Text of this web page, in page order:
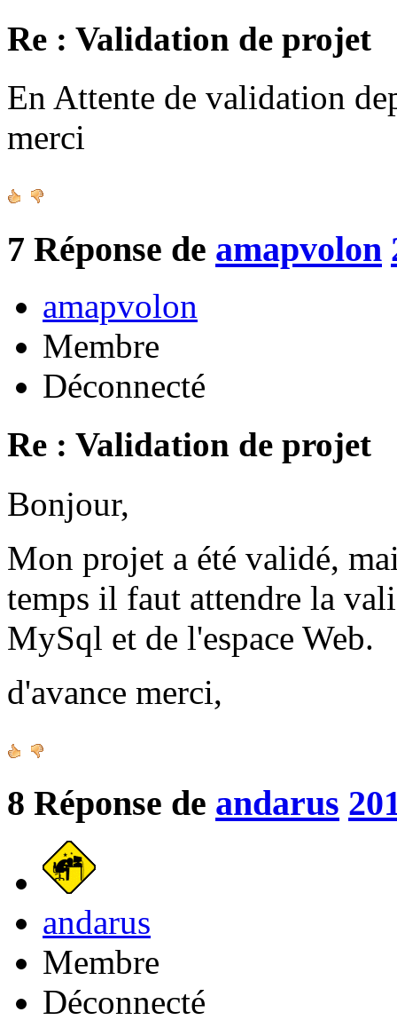
Re : Validation de projet
En Attente de validation
merci
7 Réponse de amapvolon
amapvolon
Membre
Déconnecté
Re : Validation de projet
Bonjour,
Mon projet a été validé,
temps il faut attendre la
MySql et de l'espace Web.
d'avance merci,
8 Réponse de andarus
andarus
Membre
Déconnecté